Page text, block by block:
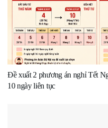
Đề xuất 2 phương án nghỉ Tết
10 ngày liên tục